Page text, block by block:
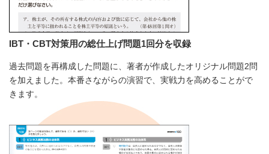
IBT・CBT対策用の総仕上げ問題1回分を収録
過去問題を再構成した問題に、著者が作成したオリジナル問題2問
を加えました。本番さながらの演習で、実戦力を高めることがで
きます。